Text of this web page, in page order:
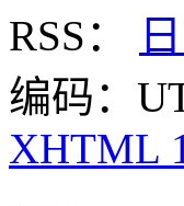
RSS：
编码：
XHTML